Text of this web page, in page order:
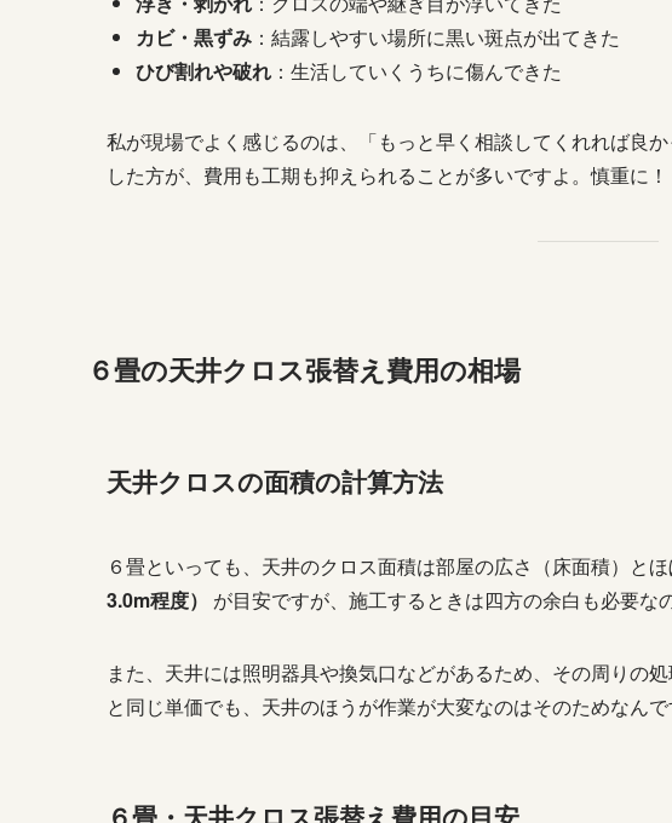
カビ・黒ずみ ：結露しやすい場所に黒い斑点が出てきた
ひび割れや破れ ：生活していくうちに傷んできた
私が現場でよく感じるのは、「もっと早く相談してくれれば良
した方が、費用も工期も抑えられることが多いですよ。慎重に！
６畳の天井クロス張替え費用の相場
天井クロスの面積の計算方法
６畳といっても、天井のクロス面積は部屋の広さ（床面積）と
3.0m程度）
が目安ですが、施工するときは四方の余白も必要な
また、天井には照明器具や換気口などがあるため、その周りの
と同じ単価でも、天井のほうが作業が大変なのはそのためなんで